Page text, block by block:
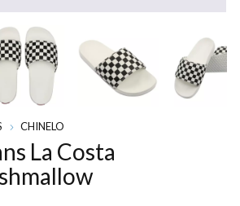
CHINELO
La Costa